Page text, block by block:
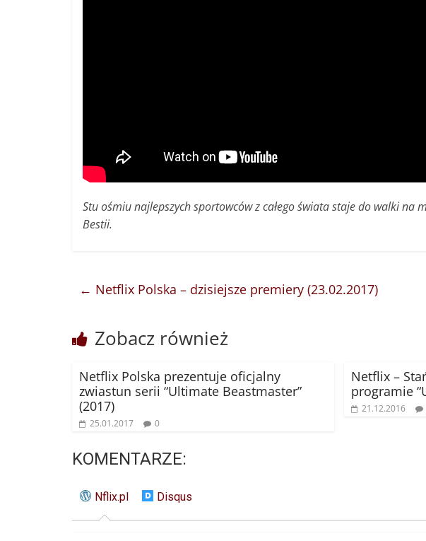
Stu ośmiu najlepszych sportowców z całego świata staje do walki na
Bestii.
← Netflix Polska – dzisiejsze premiery (23.02.2017)
Zobacz również
Netflix Polska prezentuje oficjalny
zwiastun serii “Ultimate Beastmaster”
(2017)
25.01.2017 0
Netflix –
programie
21.12.2016
KOMENTARZE:
Nflix.pl Disqus